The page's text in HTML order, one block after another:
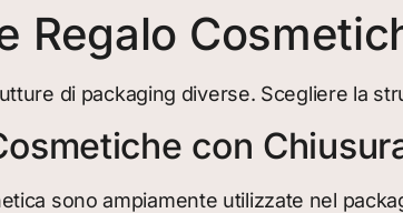
Regalo
di packaging diverse. Scegliere la
con
sono ampiamente utilizzate nel